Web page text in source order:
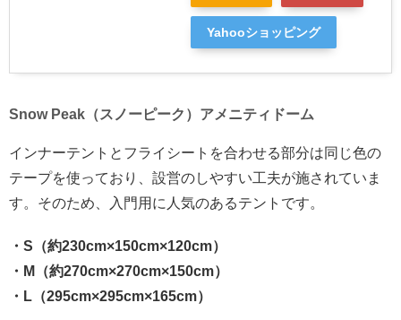
Yahooショッピング
Snow Peak（スノーピーク）アメニティドーム
インナーテントとフライシートを合わせる部分は同じ色の
テープを使っており、設営のしやすい工夫が施されていま
す。そのため、入門用に人気のあるテントです。
・S（約230cm×150cm×120cm）
・M（約270cm×270cm×150cm）
・L（295cm×295cm×165cm）